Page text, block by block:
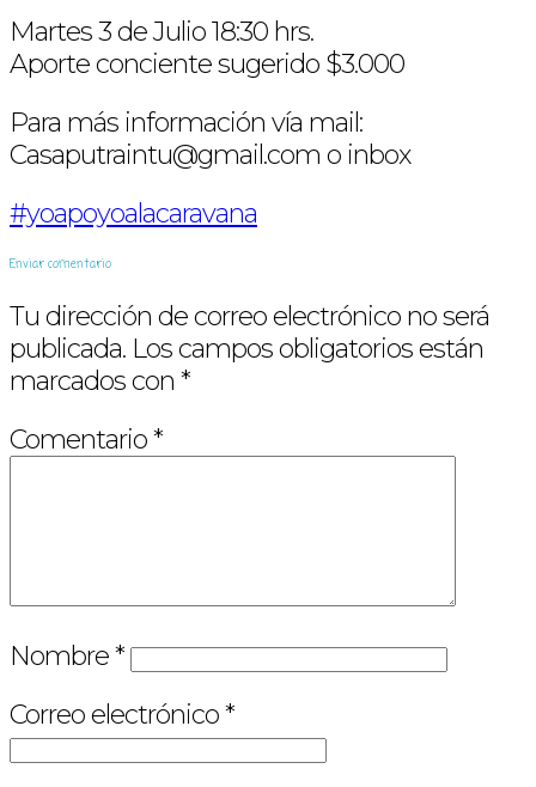
Martes 3 de Julio 18:30 hrs.
Aporte conciente sugerido $3.000
Para más información vía mail:
Casaputraintu@gmail.com o inbox
#yoapoyoalacaravana
Enviar comentario
Tu dirección de correo electrónico no será
publicada. Los campos obligatorios están
marcados con *
Comentario*
Nombre*
Correo electrónico*